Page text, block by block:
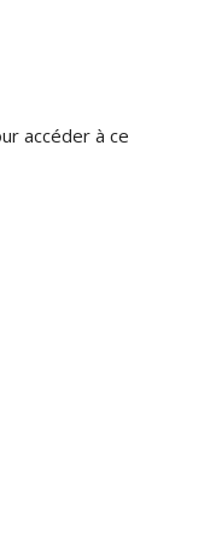
accéder à ce